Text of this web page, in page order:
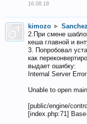
16.08.18
kimozo ► Sanchez
2.При смене
кеша главной и
3. Попробовал
как
выдает ошибку:
Internal Server Error
Unable to open
[public/engine/
[index.php:71]